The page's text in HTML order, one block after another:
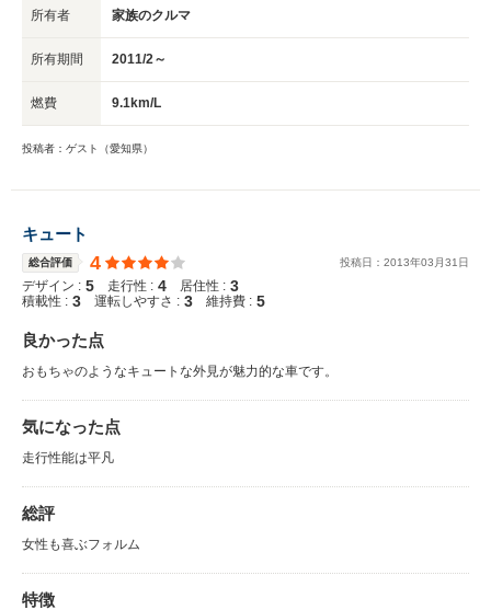
所有者 家族のクルマ
所有期間 2011/2～
燃費 9.1km/L
投稿者：ゲスト（愛知県）
キュート
総合評価 4 投稿日： 2013年03 月31 日
デザイン : 5 走行性 : 4 居住性 : 3
積載性 : 3 運転しやすさ : 3 維持費 : 5
良かった点
おもちゃのようなキュートな外見が魅力的な車です。
気になった点
走行性能は平凡
総評
女性も喜ぶフォルム
特徴